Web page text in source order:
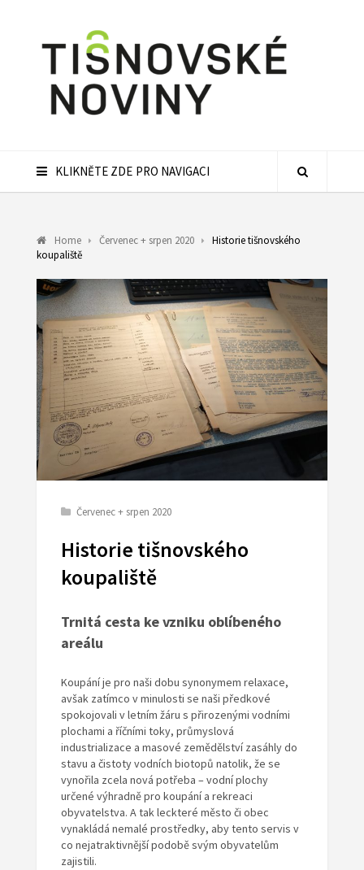
KLIKNĚTE ZDE PRO NAVIGACI
Home Červenec + srpen 2020
Historie tišnovského
koupaliště
Červenec + srpen 2020
Historie tišnovského
koupaliště
Trnitá cesta ke vzniku oblíbeného
areálu
Koupání je pro naši dobu synonymem relaxace,
avšak zatímco v minulosti se naši předkové
spokojovali v letním žáru s přirozenými vodními
plochami a říčními toky, průmyslová
industrializace a masové zemědělství zasáhly do
stavu a čistoty vodních biotopů natolik, že se
vynořila zcela nová potřeba – vodní plochy
určené výhradně pro koupání a rekreaci
obyvatelstva. A tak leckteré město či obec
vynakládá nemalé prostředky, aby tento servis v
co nejatraktivnější podobě svým obyvatelům
zajistili.